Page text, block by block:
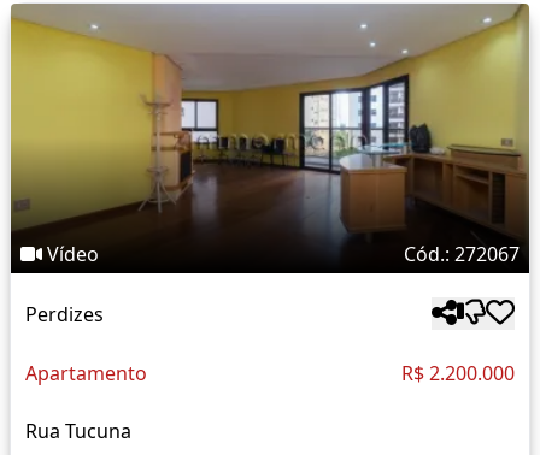
Vídeo Cód.: 272067
Perdizes
Apartamento R$ 2.200.000
Rua Tucuna